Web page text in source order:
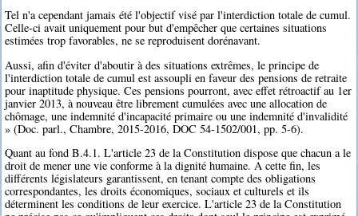
Tel n'a cependant jamais été l'objectif visé par l'interdiction totale de cumul.
Celle-ci avait uniquement pour but d'empêcher que certaines situations
estimées trop favorables, ne se reproduisent dorénavant.
Aussi, afin d'éviter d'aboutir à des situations extrêmes, le principe de
l'interdiction totale de cumul est assoupli en faveur des pensions de retraite
pour inaptitude physique. Ces pensions pourront, avec effet rétroactif au 1er
janvier 2013, à nouveau être librement cumulées avec une allocation de
chômage, une indemnité d'incapacité primaire ou une indemnité d'invalidité
» (Doc. parl., Chambre, 2015-2016, DOC 54-1502/001, pp. 5-6).
Quant au fond B.4.1. L'article 23 de la Constitution dispose que chacun a le
droit de mener une vie conforme à la dignité humaine. A cette fin, les
différents législateurs garantissent, en tenant compte des obligations
correspondantes, les droits économiques, sociaux et culturels et ils
déterminent les conditions de leur exercice. L'article 23 de la Constitution